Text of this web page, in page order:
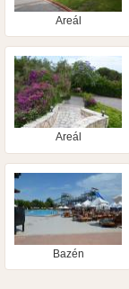
Areál
Areál
Bazén